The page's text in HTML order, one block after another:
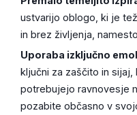
ustvarijo oblogo, ki je
in brez življenja,
Uporaba izključno
ključni za zaščito in
potrebujejo ravnovesje
pozabite občasno v